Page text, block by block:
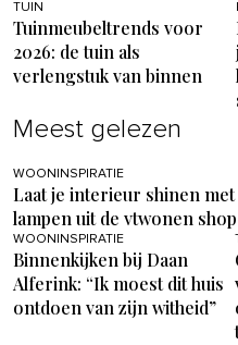
TUIN
Tuinmeubeltrends voor
2026: de tuin als
verlengstuk van binnen
Meest gelezen
WOONINSPIRATIE
Laat je interieur shinen
lampen uit de vtwonen shop
WOONINSPIRATIE
Binnenkijken bij Daan
Alferink: “Ik moest dit huis
ontdoen van zijn witheid”